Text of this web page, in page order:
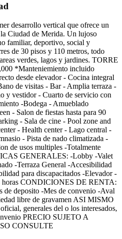
desarrollo vertical que ofrece un
Ciudad de Merida. Un lujoso
familiar, deportivo, social y
de 30 pisos y 110 metros, todo
verdes, lagos y jardines. TORRE
*Manteniemiento incluido
desde elevador - Cocina integral
de visitas - Bar - Amplia terraza -
y vestidor - Cuarto de servicio con
-Bodega - Amueblado
- Salon de fiestas hasta para 90
- Sala de cine - Pool zone and
- Health center - Lago central -
- Pista de nado climatizada -
de usos multiples -Totalmente
GENERALES: -Lobby -Valet
-Terraza General -Accesibilidad
para discapacitados -Elevador -
horas CONDICIONES DE RENTA:
de deposito -Mes de convenio -Aval
libre de gravamen ASI MISMO
generales del o los interesados,
PRECIO SUJETO A
CONSULTE